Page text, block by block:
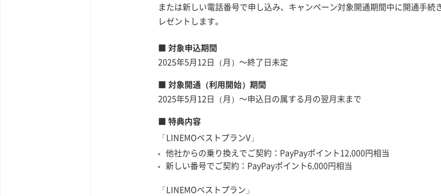
または新しい電話番号で申し込み、キャンペーン対象開通期間中に開通手
レゼントします。
■ 対象申込期間
2025年5月12日（月）～終了日未定
■ 対象開通（利用開始）期間
2025年5月12日（月）～申込日の属する月の翌月末まで
■ 特典内容
「LINEMOベストプランV」
他社からの乗り換えでご契約：PayPayポイント12,000円相当
新しい番号でご契約：PayPayポイント6,000円相当
「LINEMOベストプラン」